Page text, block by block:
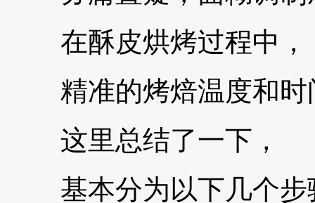
在酥皮烘烤过程中，
精准的烤焙温度和时
这里总结了一下，
基本分为以下几个步